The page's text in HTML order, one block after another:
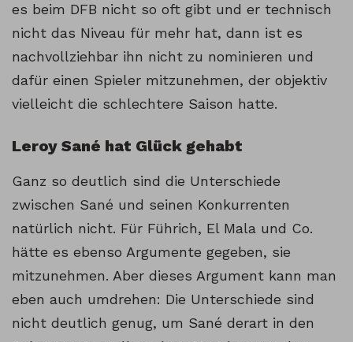
es beim DFB nicht so oft gibt und er technisch
nicht das Niveau für mehr hat, dann ist es
nachvollziehbar ihn nicht zu nominieren und
dafür einen Spieler mitzunehmen, der objektiv
vielleicht die schlechtere Saison hatte.
Leroy Sané hat Glück gehabt
Ganz so deutlich sind die Unterschiede
zwischen Sané und seinen Konkurrenten
natürlich nicht. Für Führich, El Mala und Co.
hätte es ebenso Argumente gegeben, sie
mitzunehmen. Aber dieses Argument kann man
eben auch umdrehen: Die Unterschiede sind
nicht deutlich genug, um Sané derart in den